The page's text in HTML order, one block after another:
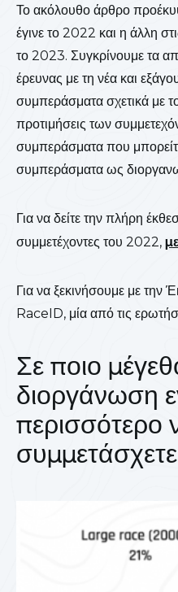
Το ακόλουθο άρθρο
έγινε το 2022 και η άλλη
το 2023. Συγκρίνουμε τα
έρευνας με τη νέα και
συμπεράσματα σχετικά με
προτιμήσεις των
συμπεράσματα που
συμπεράσματα ως
Για να δείτε την πλήρη
συμμετέχοντες του 2022,
Για να ξεκινήσουμε με
RaceID, μία από τις
Σε ποιο
διοργάνωση
περισσότερο